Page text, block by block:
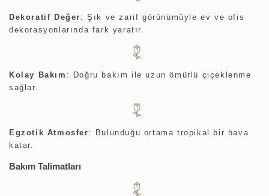
Dekoratif Değer :Şık ve zarif görünümüyle ev ve ofis
dekorasyonlarında fark yaratır.
Kolay Bakım :
Doğru bakım ile uzun ömürlü çiçeklenme
sağlar.
Egzotik Atmosfer :
Bulunduğu ortama tropikal bir hava
katar.
Bakım Talimatları